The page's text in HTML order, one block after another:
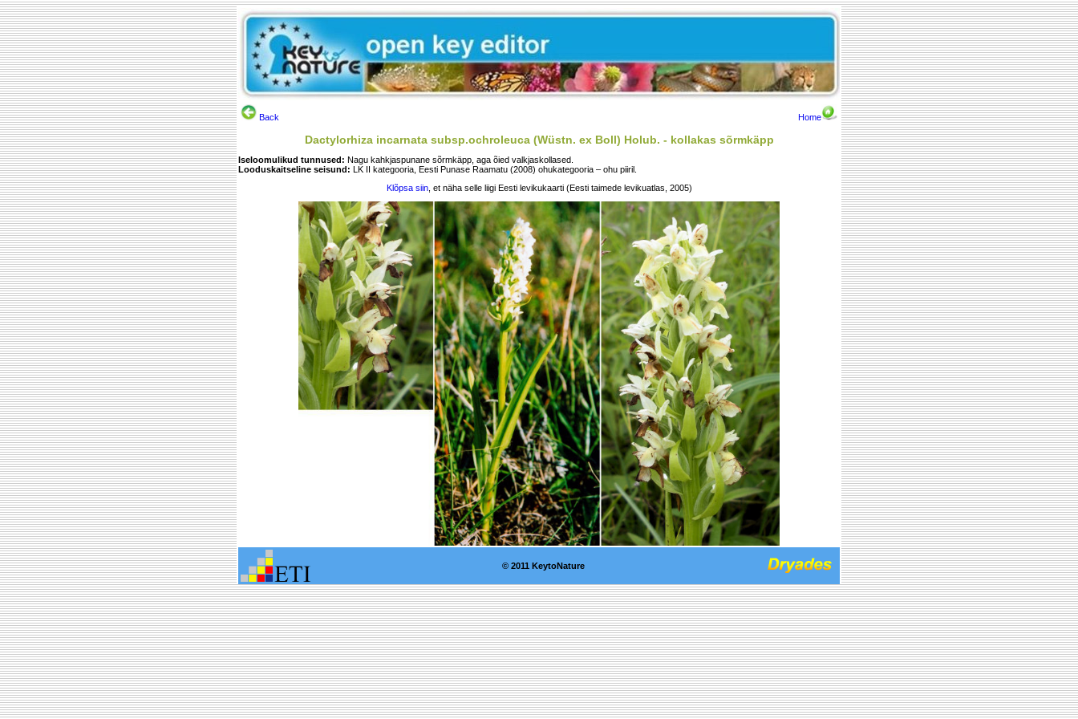
Back Home
Dactylorhiza incarnata subsp.ochroleuca (Wüstn. ex Boll) Holub. - kollakas sõrmkäpp
Iseloomulikud tunnused: Nagu kahkjaspunane sõrmkäpp, aga õied valkjaskollased.
Looduskaitseline seisund: LK II kategooria, Eesti Punase Raamatu (2008) ohukategooria – ohu piiril.
Klõpsa siin, et näha selle liigi Eesti levikukaarti (Eesti taimede levikuatlas, 2005)
© 2011 KeytoNature